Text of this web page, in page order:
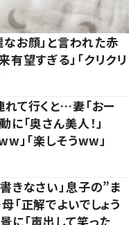
お顔」と言われた赤
望すぎる」「クリクリ
て行くと…妻「おー
「奥さん美人！」
」「楽しそうww」
きなさい」息子の”ま
正解でよいでしょう
に「声出して笑った